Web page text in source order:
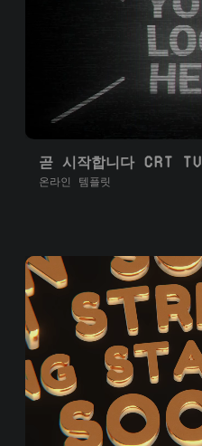
온라인 템플릿